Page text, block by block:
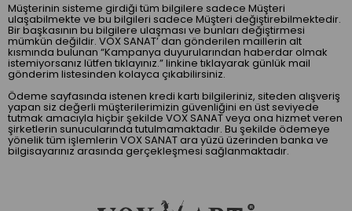
Müşterinin sisteme girdiği tüm bilgilere sadece Müşteri
ulaşabilmekte ve bu bilgileri sadece Müşteri değiştirebilmektedir.
Bir başkasının bu bilgilere ulaşması ve bunları değiştirmesi
mümkün değildir. VOX SANAT’ dan gönderilen maillerin alt
kısmında bulunan “Kampanya duyurularından haberdar olmak
istemiyorsanız lütfen tıklayınız.” linkine tıklayarak günlük mail
gönderim listesinden kolayca çıkabilirsiniz.
Ödeme sayfasında istenen kredi kartı bilgileriniz, siteden alışveriş
yapan siz değerli müşterilerimizin güvenliğini en üst seviyede
tutmak amacıyla hiçbir şekilde VOX SANAT veya ona hizmet veren
şirketlerin sunucularında tutulmamaktadır. Bu şekilde ödemeye
yönelik tüm işlemlerin VOX SANAT ara yüzü üzerinden banka ve
bilgisayarınız arasında gerçekleşmesi sağlanmaktadır.